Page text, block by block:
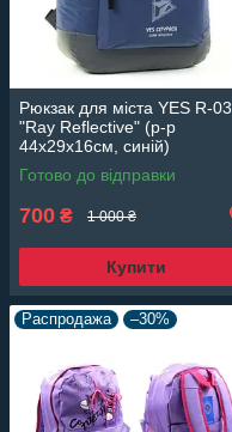
Рюкзак для міста YES R-03
"Ray Reflective" (р-р
44х29х16см, синій)
Готово до відправки
700 ₴ 1 000 ₴
Купити
Распродажа –30%